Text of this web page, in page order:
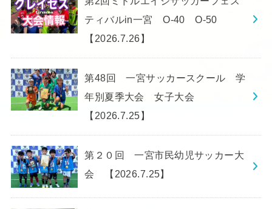
ティバルin一宮 O-40 O-50
【2026.7.26】
第48回 一宮サッカースクール 学
年別夏季大会 女子大会
【2026.7.25】
第２０回 一宮市民幼児サッカー大
会 【2026.7.25】